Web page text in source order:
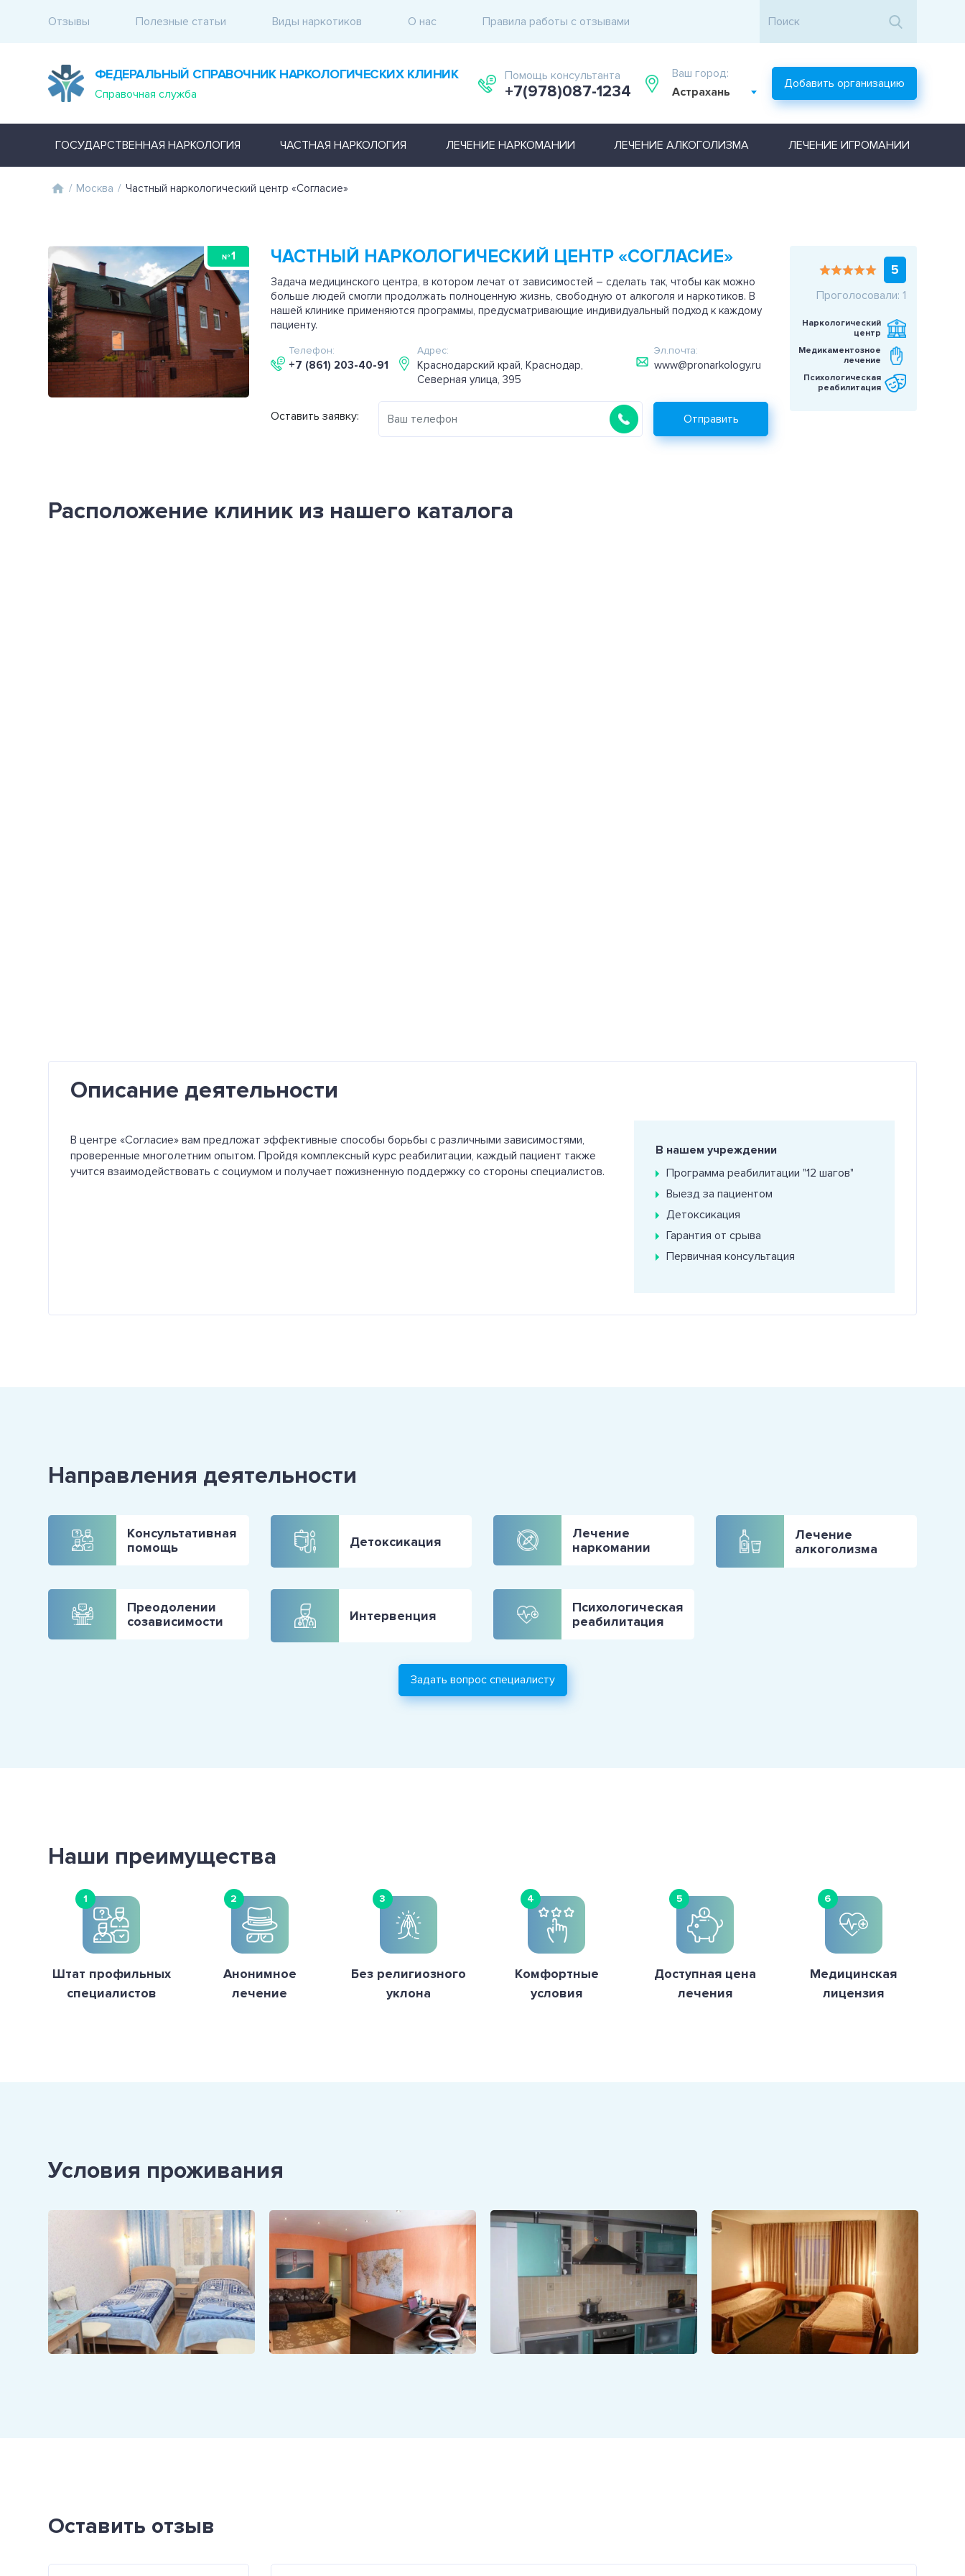
Отзывы Полезные статьи Виды наркотиков О нас Правила работы с отзывами
ФЕДЕРАЛЬНЫЙ СПРАВОЧНИК НАРКОЛОГИЧЕСКИХ КЛИНИК
Справочная служба
Помощь консультанта
+7(978)087-1234
Ваш город:
Астрахань
Добавить организацию
ГОСУДАРСТВЕННАЯ НАРКОЛОГИЯ ЧАСТНАЯ НАРКОЛОГИЯ ЛЕЧЕНИЕ НАРКОМАНИИ ЛЕЧЕНИЕ АЛКОГОЛИЗМА ЛЕЧЕНИЕ ИГРОМАНИИ
/ Москва / Частный наркологический центр «Согласие»
№ 1 ЧАСТНЫЙ НАРКОЛОГИЧЕСКИЙ ЦЕНТР «СОГЛАСИЕ»
Задача медицинского центра, в котором лечат от зависимостей – сделать так, чтобы как можно
больше людей смогли продолжать полноценную жизнь, свободную от алкоголя и наркотиков. В
нашей клинике применяются программы, предусматривающие индивидуальный подход к каждому
пациенту.
Телефон:
+7 (861) 203-40-91
Адрес:
Краснодарский край, Краснодар,
Северная улица, 395
Эл.почта:
www@pronarkology.ru
Оставить заявку: Отправить
5
Проголосовали: 1
Наркологический
центр
Медикаментозное
лечение
Психологическая
реабилитация
Расположение клиник из нашего каталога
Описание деятельности
В центре «Согласие» вам предложат эффективные способы борьбы с различными зависимостями,
проверенные многолетним опытом. Пройдя комплексный курс реабилитации, каждый пациент также
учится взаимодействовать с социумом и получает пожизненную поддержку со стороны специалистов.
В нашем учреждении
Программа реабилитации "12 шагов"
Выезд за пациентом
Детоксикация
Гарантия от срыва
Первичная консультация
Направления деятельности
Консультативная
помощь
Детоксикация
Лечение
наркомании
Лечение
алкоголизма
Преодолении
созависимости
Интервенция
Психологическая
реабилитация
Задать вопрос специалисту
Наши преимущества
1
Штат профильных
специалистов
2
Анонимное
лечение
3
Без религиозного
уклона
4
Комфортные
условия
5
Доступная цена
лечения
6
Медицинская
лицензия
Условия проживания
Оставить отзыв